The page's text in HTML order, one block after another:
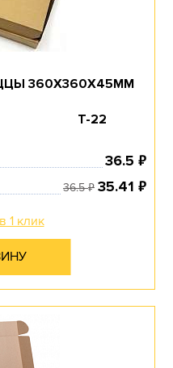
360Х360Х45ММ
Т-22
36.5 ₽
36.5₽ 35.41 ₽
1 клик